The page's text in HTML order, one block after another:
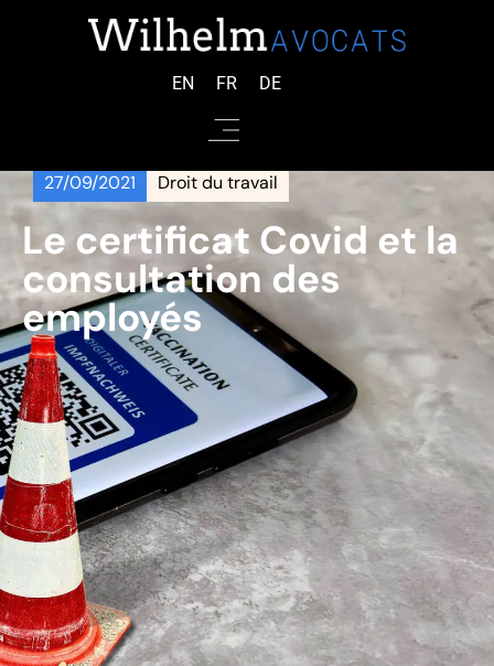
EN FR DE
27/09/2021 Droit du travail
Le certificat Covid et la
consultation des
employés